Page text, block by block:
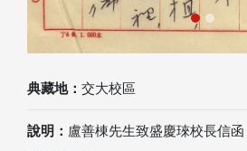
典藏地： 交大校區
說明： 盧善棟先生致盛慶琜校長信